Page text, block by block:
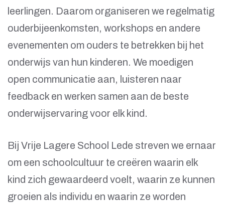
leerlingen. Daarom organiseren we regelmatig
ouderbijeenkomsten, workshops en andere
evenementen om ouders te betrekken bij het
onderwijs van hun kinderen. We moedigen
open communicatie aan, luisteren naar
feedback en werken samen aan de beste
onderwijservaring voor elk kind.
Bij Vrije Lagere School Lede streven we ernaar
om een schoolcultuur te creëren waarin elk
kind zich gewaardeerd voelt, waarin ze kunnen
groeien als individu en waarin ze worden